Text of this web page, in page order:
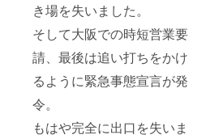
き場を失いました。
そして大阪での時短営業要
請、最後は追い打ちをかけ
るように緊急事態宣言が発
令。
もはや完全に出口を失いま